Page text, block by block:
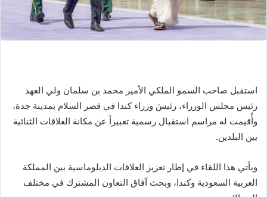
استقبل صاحب السمو الملكي الأمير محمد بن سلمان ولي العهد
رئيس مجلس الوزراء، رئيسَ وزراء كندا في قصر السلام بمدينة جدة،
وأُقيمت له مراسم استقبال رسمية تعبيراً عن مكانة العلاقات الثنائية
بين البلدين.
ويأتي هذا اللقاء في إطار تعزيز العلاقات الدبلوماسية بين المملكة
العربية السعودية وكندا، وبحث آفاق التعاون المشترك في مختلف